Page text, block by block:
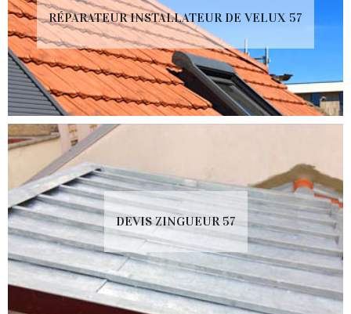
RÉPARATEUR INSTALLATEUR DE VELUX 57
DEVIS ZINGUEUR 57